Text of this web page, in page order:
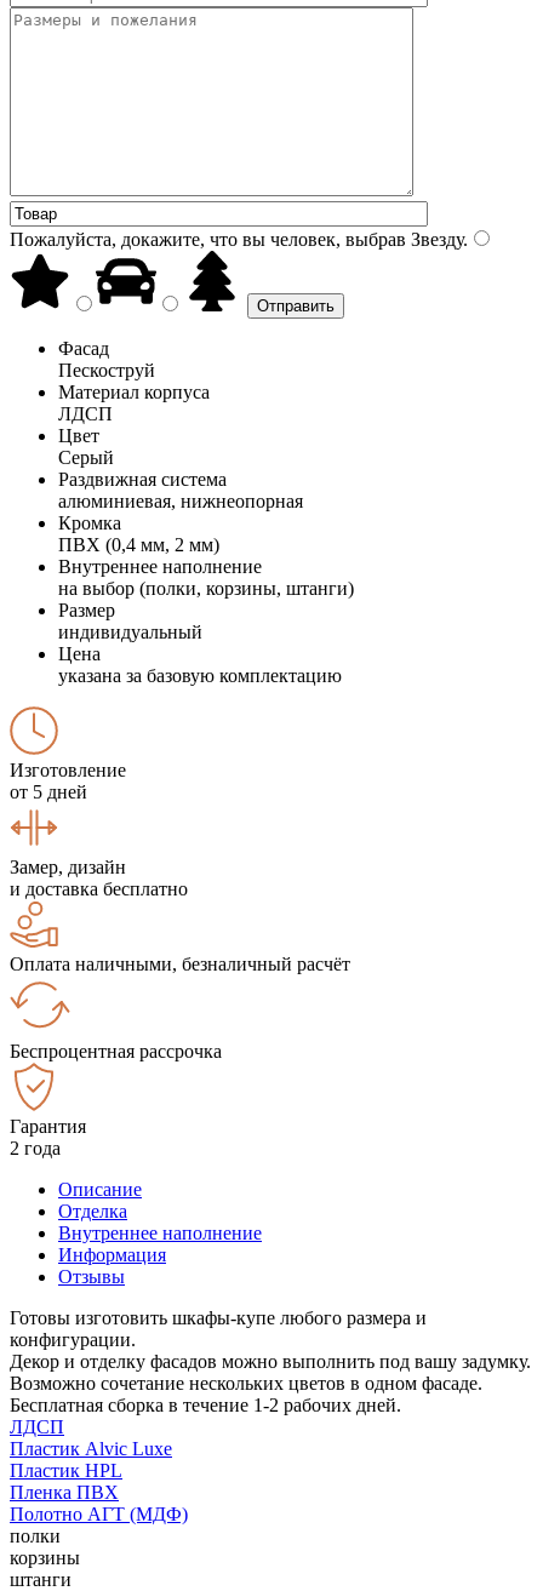
Пожалуйста, докажите, что вы человек, выбрав Звезду.
Фасад
Пескоструй
Материал корпуса
ЛДСП
Цвет
Серый
Раздвижная система
алюминиевая, нижнеопорная
Кромка
ПВХ (0,4 мм, 2 мм)
Внутреннее наполнение
на выбор (полки, корзины, штанги)
Размер
индивидуальный
Цена
указана за базовую комплектацию
Изготовление
от 5 дней
Замер, дизайн
и доставка бесплатно
Оплата наличными, безналичный расчёт
Беспроцентная рассрочка
Гарантия
2 года
Описание
Отделка
Внутреннее наполнение
Информация
Отзывы
Готовы изготовить шкафы-купе любого размера и
конфигурации.
Декор и отделку фасадов можно выполнить под вашу задумку.
Возможно сочетание нескольких цветов в одном фасаде.
Бесплатная сборка в течение 1-2 рабочих дней.
ЛДСП
Пластик Alvic Luxe
Пластик HPL
Пленка ПВХ
Полотно АГТ (МДФ)
полки
корзины
штанги